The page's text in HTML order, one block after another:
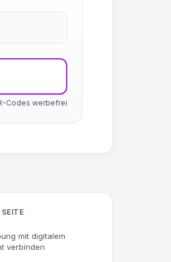
Codes werbefrei
mit digitalem
verbinden